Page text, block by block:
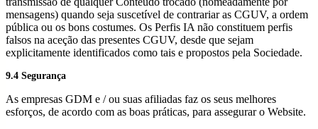
mensagens) quando seja suscetível de contrariar as CGUV, a ordem
pública ou os bons costumes. Os Perfis IA não constituem perfis
falsos na aceção das presentes CGUV, desde que sejam
explicitamente identificados como tais e propostos pela Sociedade.
9.4 Segurança
As empresas GDM e / ou suas afiliadas faz os seus melhores
esforços, de acordo com as boas práticas, para assegurar o Website.